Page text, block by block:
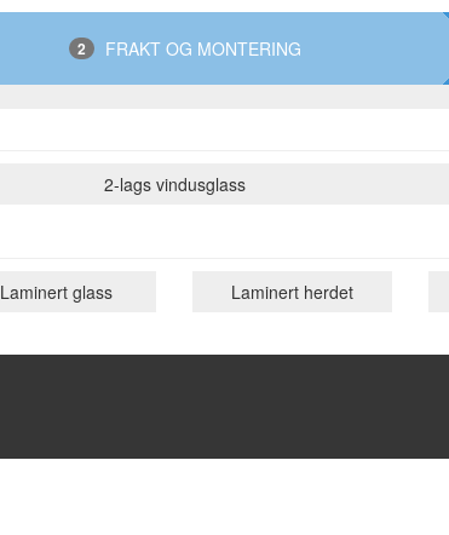
2 FRAKT OG MONTERING
2-lags vindusglass
Laminert glass Laminert herdet